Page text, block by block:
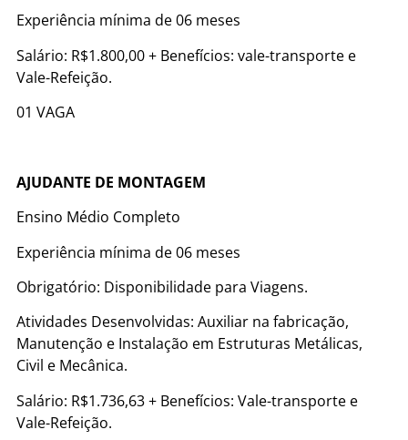
Experiência mínima de 06 meses
Salário: R$1.800,00 + Benefícios: vale-transporte e
Vale-Refeição.
01 VAGA
AJUDANTE DE MONTAGEM
Ensino Médio Completo
Experiência mínima de 06 meses
Obrigatório: Disponibilidade para Viagens.
Atividades Desenvolvidas: Auxiliar na fabricação,
Manutenção e Instalação em Estruturas Metálicas,
Civil e Mecânica.
Salário: R$1.736,63 + Benefícios: Vale-transporte e
Vale-Refeição.